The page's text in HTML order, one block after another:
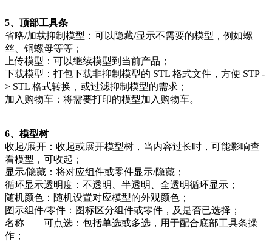
5、顶部工具条
省略/加载抑制模型：可以隐藏/显示不需要的模型，例如螺
丝、铜螺母等等；
上传模型：可以继续模型到当前产品；
下载模型：打包下载非抑制模型的 STL 格式文件，方便 STP -
> STL 格式转换，或过滤抑制模型的需求；
加入购物车：将需要打印的模型加入购物车。
6、模型树
收起/展开：收起或展开模型树，当内容过长时，可能影响查
看模型，可收起；
显示/隐藏：将对应组件或零件显示/隐藏；
循环显示透明度：不透明、半透明、全透明循环显示；
随机颜色：随机设置对应模型的外观颜色；
图示组件/零件：图标区分组件或零件，及是否已选择；
名称——可点选：包括单选或多选，用于配合底部工具条操
作；